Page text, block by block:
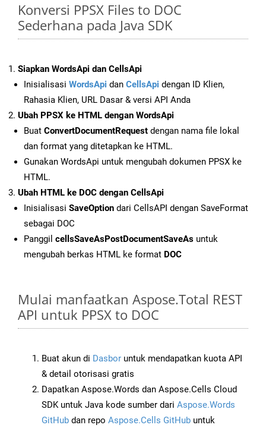
Konversi PPSX Files to DOC
Sederhana pada Java SDK
Siapkan WordsApi dan CellsApi
Inisialisasi WordsApi dan CellsApi dengan ID Klien,
Rahasia Klien, URL Dasar & versi API Anda
Ubah PPSX ke HTML dengan WordsApi
Buat ConvertDocumentRequest dengan nama file lokal
dan format yang ditetapkan ke HTML.
Gunakan WordsApi untuk mengubah dokumen PPSX ke
HTML.
Ubah HTML ke DOC dengan CellsApi
Inisialisasi SaveOption dari CellsAPI dengan SaveFormat
sebagai DOC
Panggil cellsSaveAsPostDocumentSaveAs untuk
mengubah berkas HTML ke format DOC
Mulai manfaatkan Aspose.Total REST
API untuk PPSX to DOC
Buat akun di Dasbor untuk mendapatkan kuota API
& detail otorisasi gratis
Dapatkan Aspose.Words dan Aspose.Cells Cloud
SDK untuk Java kode sumber dari Aspose.Words
GitHub dan repo Aspose.Cells GitHub untuk